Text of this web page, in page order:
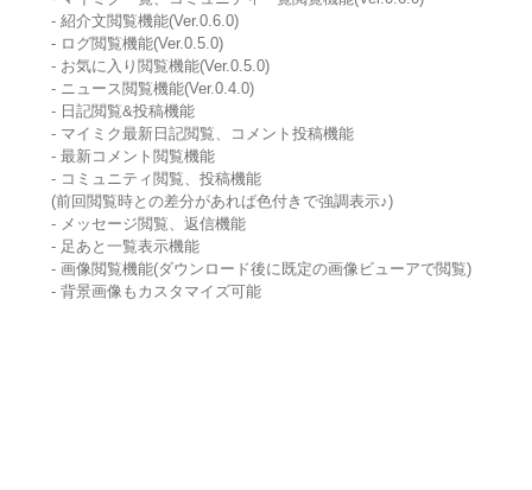
- 紹介文閲覧機能(Ver.0.6.0)
- ログ閲覧機能(Ver.0.5.0)
- お気に入り閲覧機能(Ver.0.5.0)
- ニュース閲覧機能(Ver.0.4.0)
- 日記閲覧&投稿機能
- マイミク最新日記閲覧、コメント投稿機能
- 最新コメント閲覧機能
- コミュニティ閲覧、投稿機能
(前回閲覧時との差分があれば色付きで強調表示♪)
- メッセージ閲覧、返信機能
- 足あと一覧表示機能
- 画像閲覧機能(ダウンロード後に既定の画像ビューアで閲覧)
- 背景画像もカスタマイズ可能